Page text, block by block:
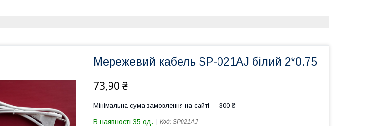
Мережевий кабель SP-021AJ білий 2*0.75
73,90 ₴
Мінімальна сума замовлення на сайті — 300 ₴
В наявності 35 од. Код: SP021AJ